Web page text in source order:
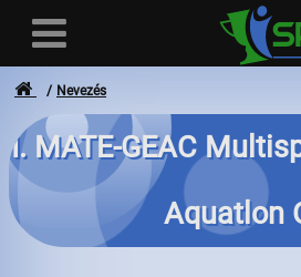
Felhasználó
Bejelentkezés
Nevezés
I. MATE-GEAC
Aquatlon